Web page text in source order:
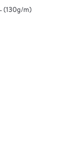
(130g/m)